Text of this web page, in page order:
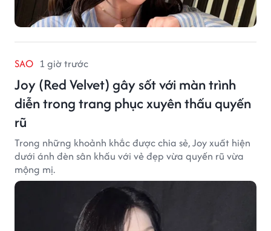
SAO 1 giờ trước
Joy (Red Velvet) gây sốt với màn trình
diễn trong trang phục xuyên thấu quyến
rũ
Trong những khoảnh khắc được chia sẻ, Joy xuất hiện
dưới ánh đèn sân khấu với vẻ đẹp vừa quyến rũ vừa
mộng mị.